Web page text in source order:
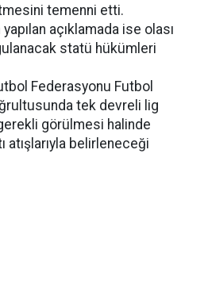
temenni etti.
açıklamada ise olası
statü hükümleri
Federasyonu Futbol
tek devreli lig
görülmesi halinde
atışlarıyla belirleneceği